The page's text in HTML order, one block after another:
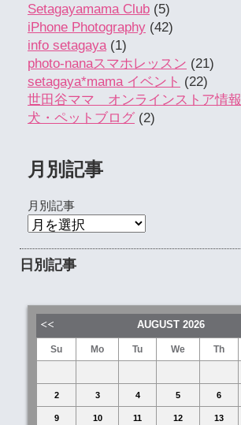
Setagayamama Club (5)
iPhone Photography (42)
info setagaya (1)
photo-nanaスマホレッスン (21)
setagaya*mama イベント (22)
世田谷ママ オンラインストア情報
犬・ペットブログ (2)
月別記事
月別記事
日別記事
AUGUST 2026
Su Mo Tu We Th
2 3 4 5 6
9 10 11 12 13